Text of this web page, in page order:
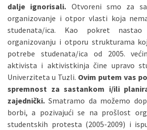
dalje ignorisali. Otvoreni smo za
organizovanje i otpor vlasti koja
studenata/ica. Kao pokret
organizovanju i otporu strukturama
potrebe studenata/ica od 2005.
aktivista i aktivistkinja čine upravo
Univerziteta u Tuzli. Ovim putem vas
spremnost za sastankom i/ili
zajednički. Smatramo da možemo
borbi, a pozivajući se na prošlost
studentskih protesta (2005-2009) i